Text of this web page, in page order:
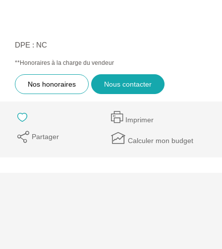
DPE : NC
**Honoraires à la charge du vendeur
Nos honoraires Nous contacter
Imprimer
Partager Calculer mon budget